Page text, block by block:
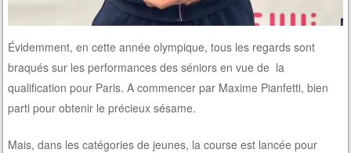
Évidemment, en cette année olympique, tous les regards sont
braqués sur les performances des séniors en vue de la
qualification pour Paris. A commencer par Maxime Pianfetti, bien
parti pour obtenir le précieux sésame.
Mais, dans les catégories de jeunes, la course est lancée pour